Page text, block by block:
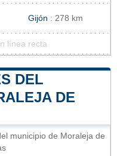
Gijón : 278 km
línea recta
DEL
DE
municipio de Moraleja de